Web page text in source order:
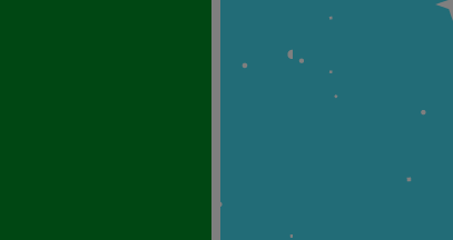
Klasa 2
Klasa 3